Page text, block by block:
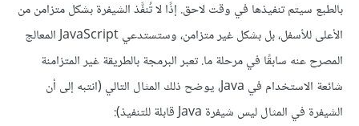
بالطبع سيتم تنفيذها في وقت لاحق. إذًا لا تُنفَّذ الشيفرة بشكل متزامن من
الأعلى للأسفل، بل بشكل غير متزامن، وستستدعي JavaScript المعالج
المصرح عنه سابقًا في مرحلة ما. تعبر البرمجة بالطريقة غير المتزامنة
شائعة الاستخدام في Java، يوضح ذلك المثال التالي (انتبه إلى أن
الشيفرة في المثال ليس شيفرة Java قابلة للتنفيذ):